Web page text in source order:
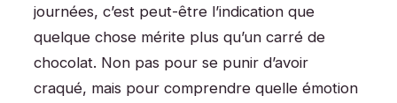
journées, c’est peut-être l’indication que
quelque chose mérite plus qu’un carré de
chocolat. Non pas pour se punir d’avoir
craqué, mais pour comprendre quelle émotion